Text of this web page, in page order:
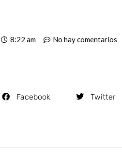
8:22 am No hay comentarios
Facebook Twitter